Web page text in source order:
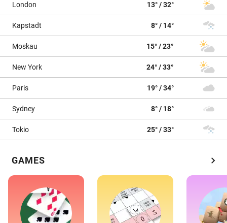
London 13° / 32°
Kapstadt 8° / 14°
Moskau 15° / 23°
New York 24° / 33°
Paris 19° / 34°
Sydney 8° / 18°
Tokio 25° / 33°
GAMES chevron_right